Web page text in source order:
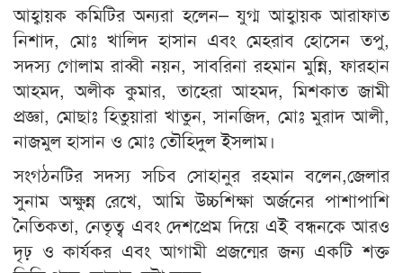
আহ্বায়ক কমিটির অন্যরা হলেন– যুগ্ম আহ্বায়ক আরাফাত
নিশাদ, মোঃ খালিদ হাসান এবং মেহরাব হোসেন তপু,
সদস্য গোলাম রাব্বী নয়ন, সাবরিনা রহমান মুন্নি, ফারহান
আহমদ, অলীক কুমার, তাহেরা আহমদ, মিশকাত জামী
প্রজ্ঞা, মোছাঃ হিতুয়ারা খাতুন, সানজিদ, মোঃ মুরাদ আলী,
নাজমুল হাসান ও মোঃ তৌহিদুল ইসলাম।
সংগঠনটির সদস্য সচিব সোহানুর রহমান বলেন,জেলার
সুনাম অক্ষুন্ন রেখে, আমি উচ্চশিক্ষা অর্জনের পাশাপাশি
নৈতিকতা, নেতৃত্ব এবং দেশপ্রেম দিয়ে এই বন্ধনকে আরও
দৃঢ় ও কার্যকর এবং আগামী প্রজন্মের জন্য একটি শক্ত